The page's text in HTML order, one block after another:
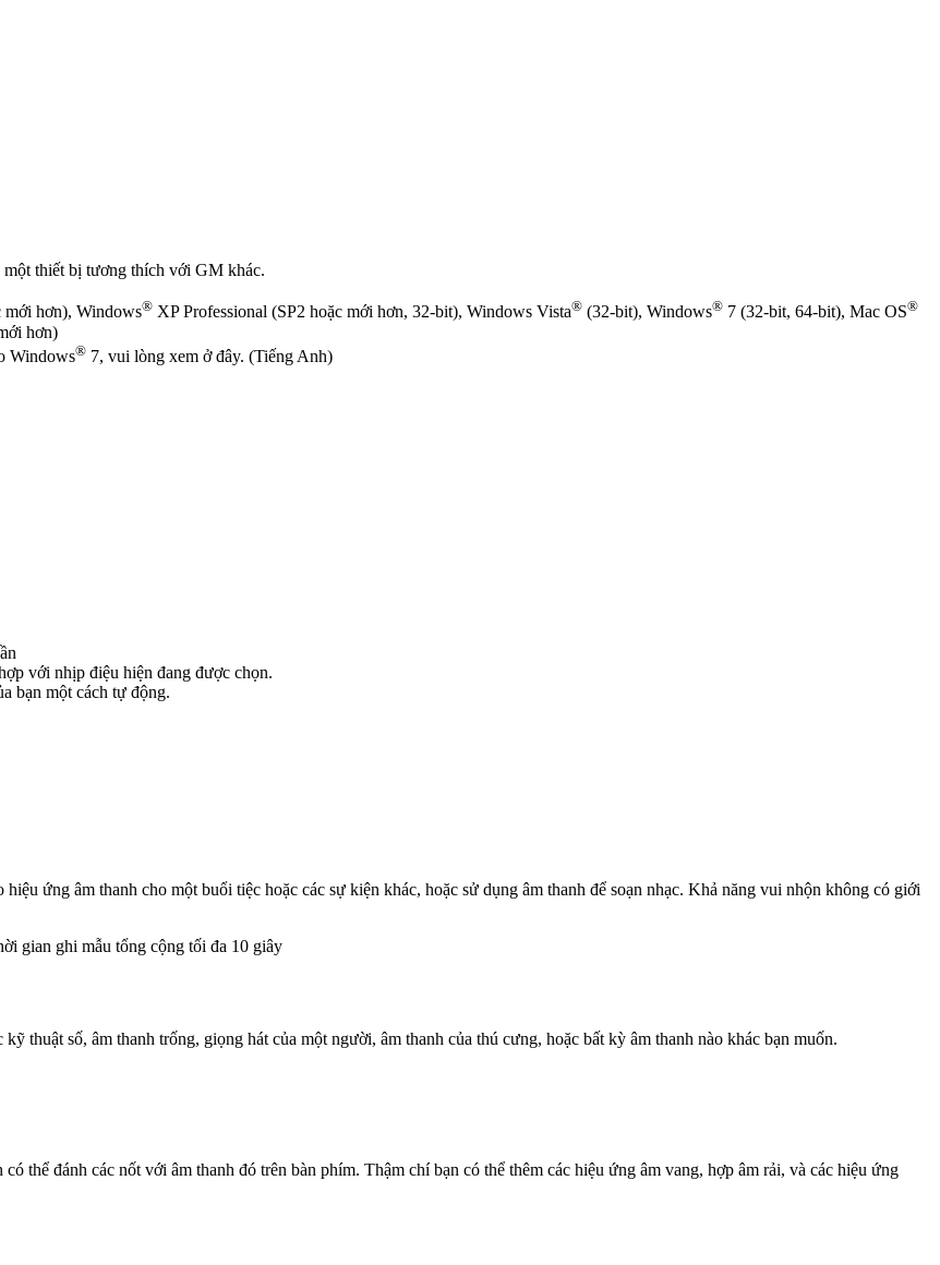
thiết bị tương thích với GM khác.
mới hơn), Windows® XP Professional (SP2 hoặc mới hơn, 32-bit), Windows Vista® (32-bit), Windows® 7 (32-bit, 64-bit), Mac OS®
hơn)
Windows® 7, vui lòng xem ở đây. (Tiếng Anh)
với nhịp điệu hiện đang được chọn.
bạn một cách tự động.
ứng âm thanh cho một buổi tiệc hoặc các sự kiện khác, hoặc sử dụng âm thanh để soạn nhạc. Khả năng vui nhộn không có giới
gian ghi mẫu tổng cộng tối đa 10 giây
thuật số, âm thanh trống, giọng hát của một người, âm thanh của thú cưng, hoặc bất kỳ âm thanh nào khác bạn muốn.
thể đánh các nốt với âm thanh đó trên bàn phím. Thậm chí bạn có thể thêm các hiệu ứng âm vang, hợp âm rải, và các hiệu ứng